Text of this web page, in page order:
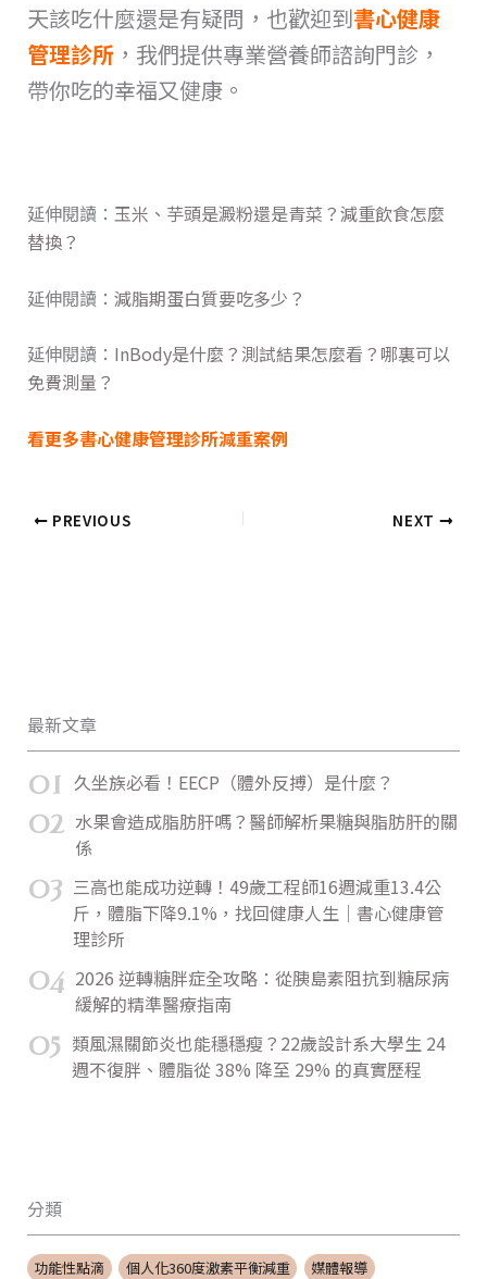
天該吃什麼還是有疑問，也歡迎到書心健康
管理診所，我們提供專業營養師諮詢門診，
帶你吃的幸福又健康。
延伸閱讀： 玉米、芋頭是澱粉還是青菜？減重飲食怎麼
替換？
延伸閱讀： 減脂期蛋白質要吃多少？
延伸閱讀： InBody是什麼？測試結果怎麼看？哪裏可以
免費測量？
看更多書心健康管理診所減重案例
PREVIOUS NEXT
最新文章
01 久坐族必看！EECP（體外反搏）是什麼？
02 水果會造成脂肪肝嗎？醫師解析果糖與脂肪肝的關
係
03 三高也能成功逆轉！49歲工程師16週減重13.4公
斤，體脂下降9.1%，找回健康人生｜書心健康管
理診所
04 2026 逆轉糖胖症全攻略：從胰島素阻抗到糖尿病
緩解的精準醫療指南
05 類風濕關節炎也能穩穩瘦？22歲設計系大學生 24
週不復胖、體脂從 38% 降至 29% 的真實歷程
分類
功能性點滴 個人化360度激素平衡減重 媒體報導